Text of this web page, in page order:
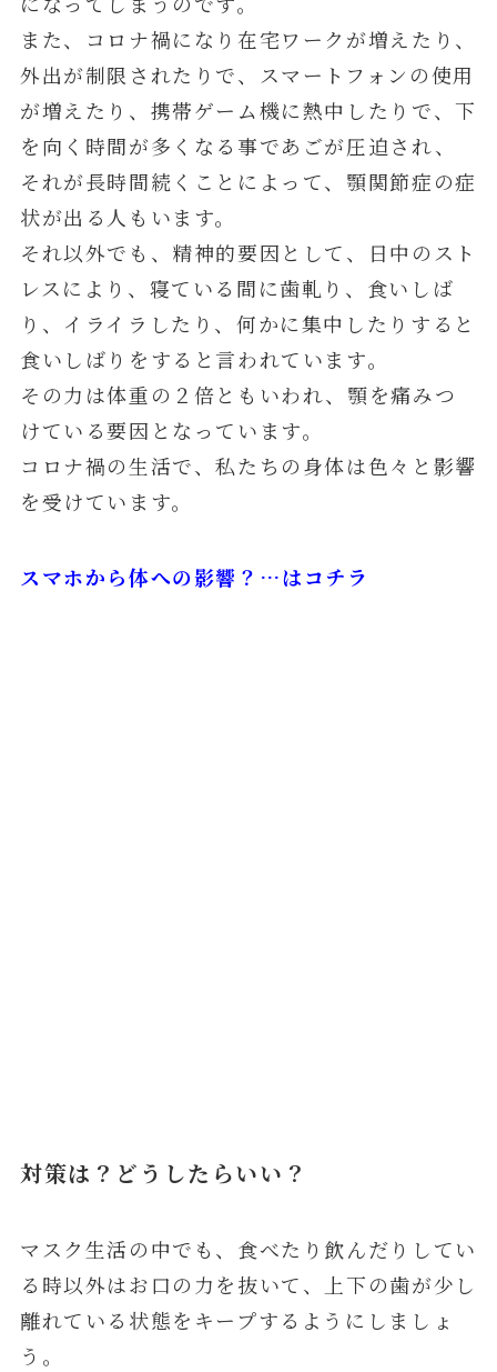
また、コロナ禍になり在宅ワークが増えたり、
外出が制限されたりで、スマートフォンの使用
が増えたり、携帯ゲーム機に熱中したりで、下
を向く時間が多くなる事であごが圧迫され、
それが長時間続くことによって、顎関節症の症
状が出る人もいます。
それ以外でも、精神的要因として、日中のスト
レスにより、寝ている間に歯軋り、食いしば
り、イライラしたり、何かに集中したりすると
食いしばりをすると言われています。
その力は体重の２倍ともいわれ、顎を痛みつ
けている要因となっています。
コロナ禍の生活で、私たちの身体は色々と影響
を受けています。
スマホから体への影響？…はコチラ
対策は？どうしたらいい？
マスク生活の中でも、食べたり飲んだりしてい
る時以外はお口の力を抜いて、上下の歯が少し
離れている状態をキープするようにしましょ
う。